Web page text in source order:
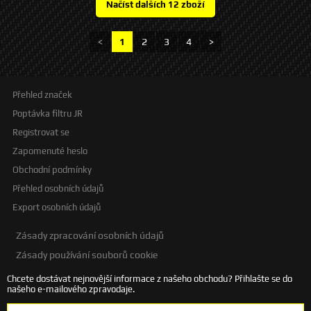
světla 4 300 K (blue white) - živostnost 300 h - výkon max 68 W - svítivost
- 1000 lm +/-15% - typ patice PK22S - homologace ECE R37 E4-37R-032YG
< 1 2 3 4 >
Přehled značek
Poptávka filtru JR
Registrovat se
Zapomenuté heslo
Obchodní podmínky
Přehled osobních údajů
Export osobních údajů
Zásady zpracování osobních údajů
Zásady používání souborů cookie
Chcete dostávat nejnovější informace z našeho obchodu? Přihlašte se do
našeho e-mailového zpravodaje.